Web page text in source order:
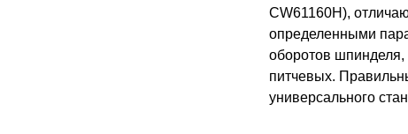
CW61160H),
определенными
оборотов шпинделя,
питчевых.
универсального